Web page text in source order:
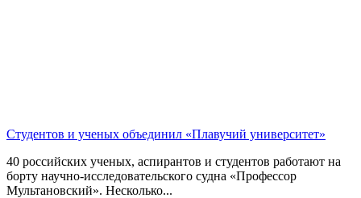
Студентов и ученых объединил «Плавучий университет»
40 российских ученых, аспирантов и студентов работают на
борту научно-исследовательского судна «Профессор
Мультановский». Несколько...